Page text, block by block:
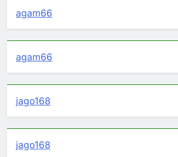
agam66
agam66
jago168
jago168